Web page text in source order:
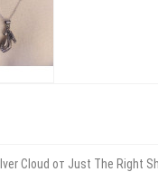
Cloud от Just The Right